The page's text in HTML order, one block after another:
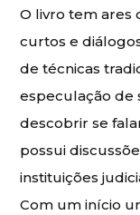
O livro tem ares
curtos e
de técnicas
especulação de
descobrir se
possui
instituições
Com um início